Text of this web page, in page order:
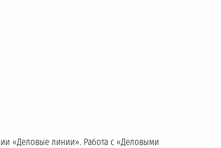
«Деловые линии». Работа с «Деловыми